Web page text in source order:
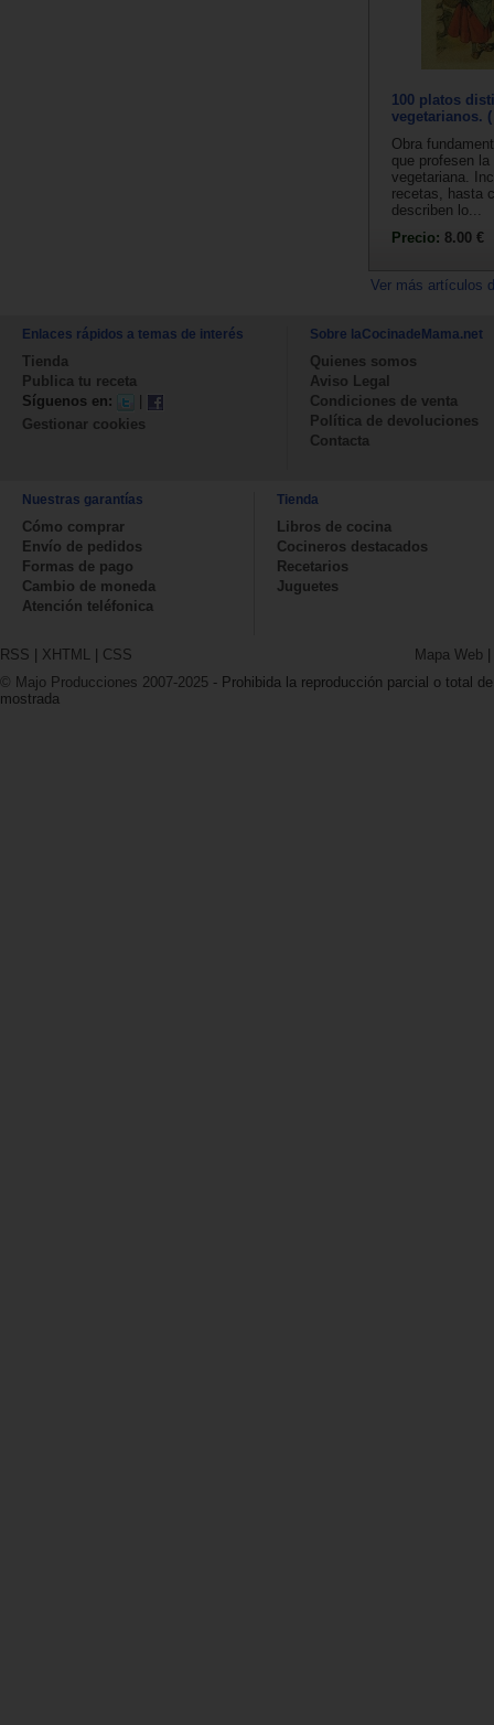
100 platos
vegetarianos.
Obra
que profesen
vegetariana.
recetas, hasta
describen lo...
Precio: 8.00 €
Ver más artículos
Enlaces rápidos a temas de interés
Tienda
Publica tu receta
Síguenos en:
Gestionar cookies
Sobre laCocinadeMama.net
Quienes somos
Aviso Legal
Condiciones de venta
Política de devoluciones
Contacta
Nuestras garantías
Cómo comprar
Envío de pedidos
Formas de pago
Cambio de moneda
Atención teléfonica
Tienda
Libros de cocina
Cocineros destacados
Recetarios
Juguetes
RSS XHTML CSS Mapa Web
© Majo Producciones 2007-2025 - Prohibida la reproducción parcial o total
mostrada